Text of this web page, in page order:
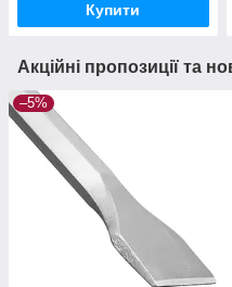
Купити
Акційні пропозиції та
–5%